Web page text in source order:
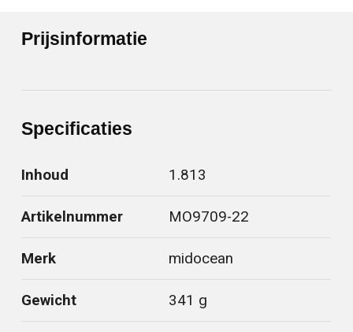
Prijsinformatie
Specificaties
Inhoud 1.813
Artikelnummer MO9709-22
Merk midocean
Gewicht 341 g